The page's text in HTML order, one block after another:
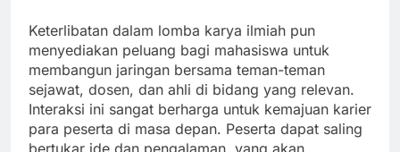
Keterlibatan dalam lomba karya ilmiah pun
menyediakan peluang bagi mahasiswa untuk
membangun jaringan bersama teman-teman
sejawat, dosen, dan ahli di bidang yang relevan.
Interaksi ini sangat berharga untuk kemajuan karier
para peserta di masa depan. Peserta dapat saling